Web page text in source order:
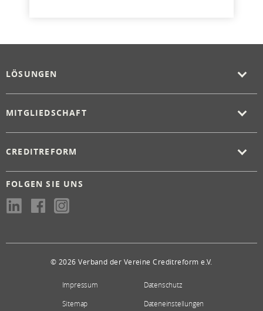
LÖSUNGEN
MITGLIEDSCHAFT
CREDITREFORM
FOLGEN SIE UNS
© 2026 Verband der Vereine Creditreform e.V.
Impressum
Datenschutz
Sitemap
Dateneinstellungen